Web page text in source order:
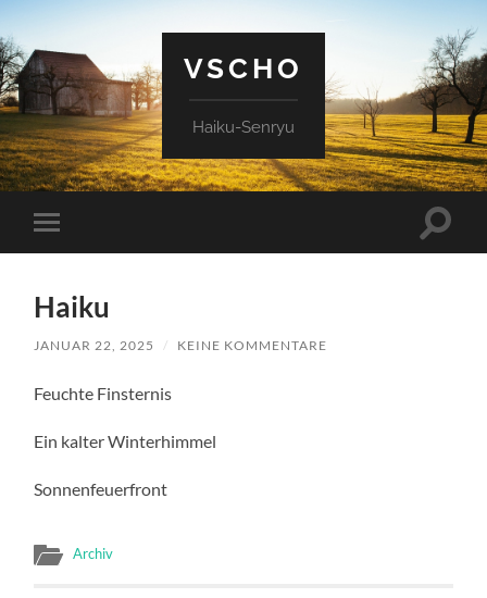
VSCHO
Haiku-Senryu
Mobile-
Menü
Haiku
JANUAR 22, 2025 / KEINE KOMMENTARE
Feuchte Finsternis
Ein kalter Winterhimmel
Sonnenfeuerfront
Archiv